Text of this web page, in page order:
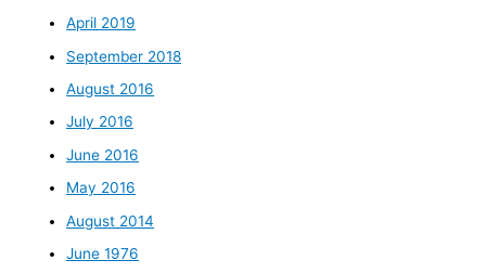
April 2019
September 2018
August 2016
July 2016
June 2016
May 2016
August 2014
June 1976